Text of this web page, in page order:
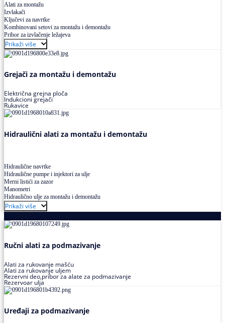
Alati za montažu
Izvlakači
Ključevi za navrtke
Kombinovani setovi za montažu i demontažu
Pribor za izvlačenje ležajeva
Prikaži više
Grejači za montažu i demontažu
Električna grejna ploča
Indukcioni grejači
Rukavice
Hidraulični alati za montažu i demontažu
Hidraulične navrtke
Hidraulične pumpe i injektori za ulje
Merni listići za zazor
Manometri
Hidraulično ulje za montažu i demontažu
Prikaži više
Ručni alati za podmazivanje
Alati za rukovanje mašću
Alati za rukovanje uljem
Rezervni deo,pribor za alate za podmazivanje
Rezervoar ulja
Uređaji za podmazivanje